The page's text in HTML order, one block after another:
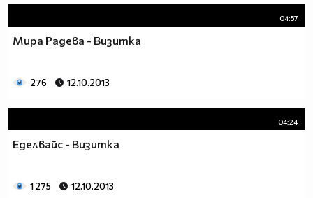
04:57
Мира Радева - Визитка
276 12.10.2013
04:24
Еделвайс - Визитка
1 275 12.10.2013